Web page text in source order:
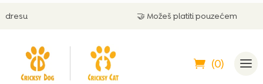
🤝 Možeš platiti pouzećem
(0)